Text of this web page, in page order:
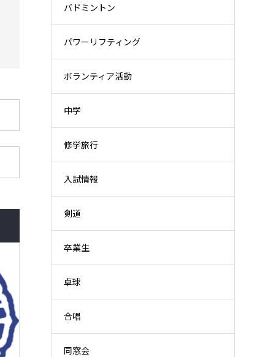
バドミントン
パワーリフティング
ボランティア活動
中学
修学旅行
入試情報
剣道
卒業生
卓球
合唱
同窓会